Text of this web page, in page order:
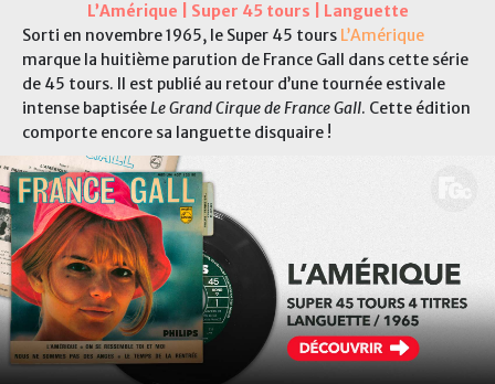
L’Amérique | Super 45 tours | Languette
Sorti en novembre 1965, le Super 45 tours L’Amérique
marque la huitième parution de France Gall dans cette série
de 45 tours. Il est publié au retour d’une tournée estivale
intense baptiséeLe Grand Cirque de France Gall. Cette édition
comporte encore sa languette disquaire !